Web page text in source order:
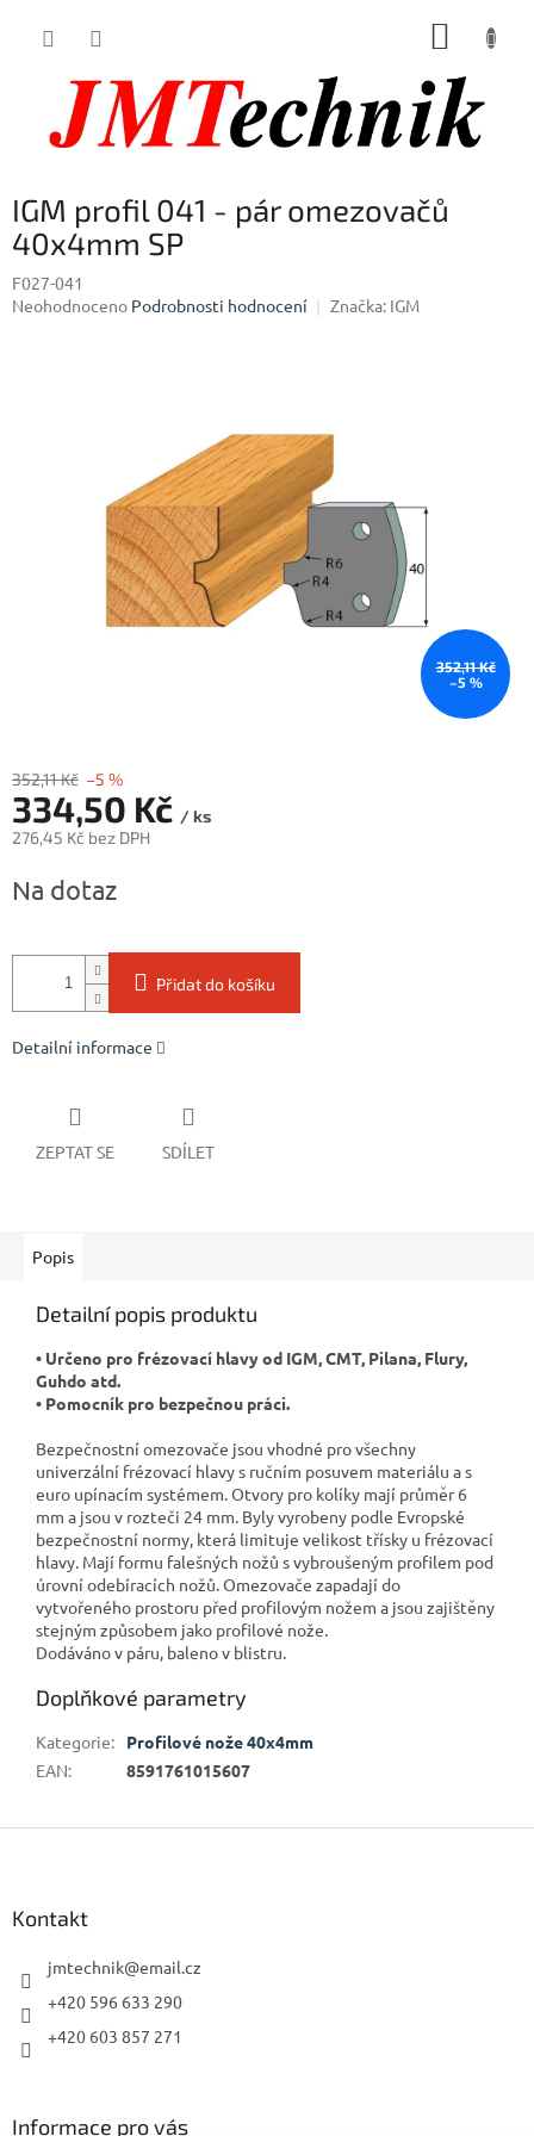
IGM profil 041 - pár omezovačů
40x4mm SP
F027-041
Průměrné
Neohodnoceno Podrobnosti hodnocení Značka: IGM
352,11 Kč
–5 %
352,11 Kč –5 %
334,50 Kč / ks
276,45 Kč bez DPH
cena:
Na dotaz
Přidat do košíku
Detailní informace
ZEPTAT SE SDÍLET
Popis
Detailní popis produktu
• Určeno pro frézovací hlavy od IGM, CMT, Pilana, Flury,
Guhdo atd.
• Pomocník pro bezpečnou práci.
Bezpečnostní omezovače jsou vhodné pro všechny
univerzální frézovací hlavy s ručním posuvem materiálu a s
euro upínacím systémem. Otvory pro kolíky mají průměr 6
mm a jsou v rozteči 24 mm. Byly vyrobeny podle Evropské
bezpečnostní normy, která limituje velikost třísky u frézovací
hlavy. Mají formu falešných nožů s vybroušeným profilem pod
úrovní odebíracích nožů. Omezovače zapadají do
vytvořeného prostoru před profilovým nožem a jsou zajištěny
stejným způsobem jako profilové nože.
Dodáváno v páru, baleno v blistru.
Doplňkové parametry
Kategorie:
Profilové nože 40x4mm
EAN: 8591761015607
Kontakt
jmtechnik@email.cz
+420 596 633 290
+420 603 857 271
Informace pro vás